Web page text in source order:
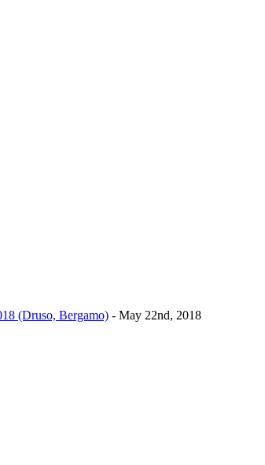
(Druso, Bergamo) - May 22nd, 2018